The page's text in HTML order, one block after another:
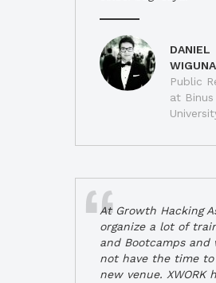
DANIEL
WIGUNA
Public
at Binus
At Growth Hacking
organize a lot of
and Bootcamps and
not have the time
new venue. XWORK